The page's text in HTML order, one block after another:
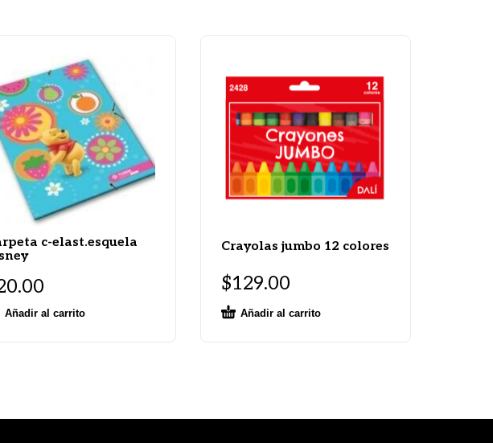
c-elast.esquela
Añadir al carrito
Crayolas jumbo 12 colores
$129.00
Añadir al carrito